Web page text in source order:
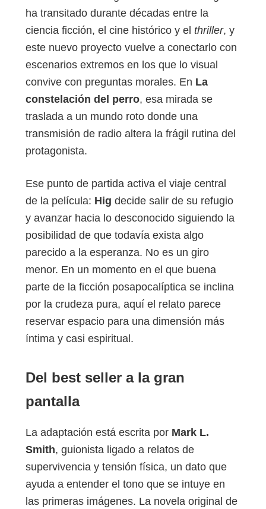
ha transitado durante décadas entre la
ciencia ficción, el cine histórico y el thriller, y
este nuevo proyecto vuelve a conectarlo con
escenarios extremos en los que lo visual
convive con preguntas morales. En La
constelación del perro, esa mirada se
traslada a un mundo roto donde una
transmisión de radio altera la frágil rutina del
protagonista.
Ese punto de partida activa el viaje central
de la película: Hig decide salir de su refugio
y avanzar hacia lo desconocido siguiendo la
posibilidad de que todavía exista algo
parecido a la esperanza. No es un giro
menor. En un momento en el que buena
parte de la ficción posapocalíptica se inclina
por la crudeza pura, aquí el relato parece
reservar espacio para una dimensión más
íntima y casi espiritual.
Del best seller a la gran
pantalla
La adaptación está escrita por Mark L.
Smith, guionista ligado a relatos de
supervivencia y tensión física, un dato que
ayuda a entender el tono que se intuye en
las primeras imágenes. La novela original de